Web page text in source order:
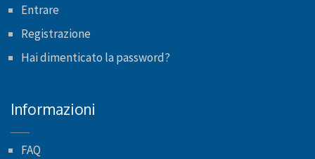
Entrare
Registrazione
Hai dimenticato la password?
Informazioni
FAQ